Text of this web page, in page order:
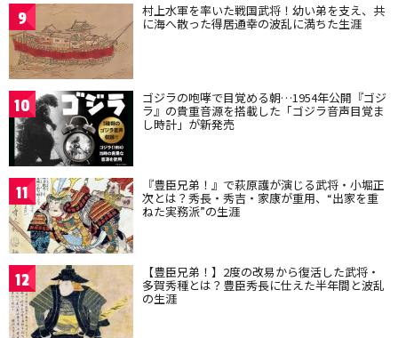
9 村上水軍を率いた戦国武将！幼い弟を支え、共
に海へ散った得居通幸の波乱に満ちた生涯
10 ゴジラの咆哮で目覚める朝…1954年公開『ゴジ
ラ』の貴重音源を搭載した「ゴジラ音声目覚ま
し時計」が新発売
11 『豊臣兄弟！』で萩原護が演じる武将・小堀正
次とは？秀長・秀吉・家康が重用、“出家を重
ねた実務派”の生涯
12 【豊臣兄弟！】2度の改易から復活した武将・
多賀秀種とは？豊臣秀長に仕えた半年間と波乱
の生涯